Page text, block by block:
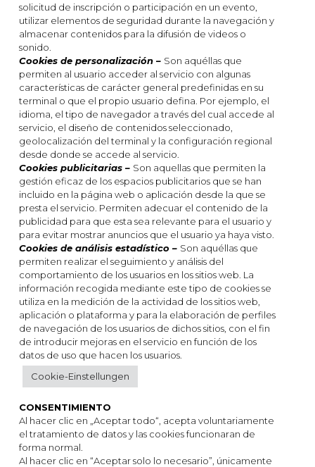
solicitud de inscripción o participación en un evento,
utilizar elementos de seguridad durante la navegación y
almacenar contenidos para la difusión de videos o
sonido.
Cookies de personalización – Son aquéllas que
permiten al usuario acceder al servicio con algunas
características de carácter general predefinidas en su
terminal o que el propio usuario defina. Por ejemplo, el
idioma, el tipo de navegador a través del cual accede al
servicio, el diseño de contenidos seleccionado,
geolocalización del terminal y la configuración regional
desde donde se accede al servicio.
Cookies publicitarias – Son aquellas que permiten la
gestión eficaz de los espacios publicitarios que se han
incluido en la página web o aplicación desde la que se
presta el servicio. Permiten adecuar el contenido de la
publicidad para que esta sea relevante para el usuario y
para evitar mostrar anuncios que el usuario ya haya visto.
Cookies de análisis estadístico – Son aquéllas que
permiten realizar el seguimiento y análisis del
comportamiento de los usuarios en los sitios web. La
información recogida mediante este tipo de cookies se
utiliza en la medición de la actividad de los sitios web,
aplicación o plataforma y para la elaboración de perfiles
de navegación de los usuarios de dichos sitios, con el fin
de introducir mejoras en el servicio en función de los
datos de uso que hacen los usuarios.
Cookie-Einstellungen
CONSENTIMIENTO
Al hacer clic en „Aceptar todo“, acepta voluntariamente
el tratamiento de datos y las cookies funcionaran de
forma normal.
Al hacer clic en “Aceptar solo lo necesario”, únicamente